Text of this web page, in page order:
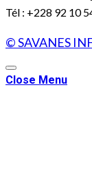
Tél : +228 92 10
© SAVANES
Close Menu